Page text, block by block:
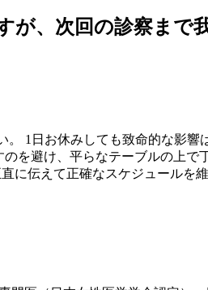
、次回の診察まで
1日お休みしても致命的な影響
を避け、平らなテーブルの上で
に伝えて正確なスケジュールを